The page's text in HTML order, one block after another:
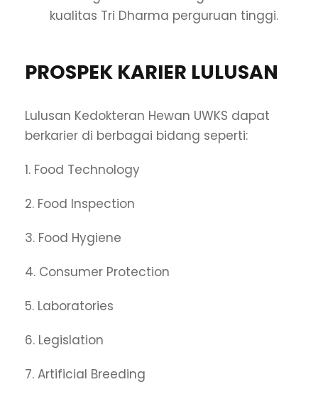
kualitas Tri Dharma perguruan tinggi.
PROSPEK KARIER LULUSAN
Lulusan Kedokteran Hewan UWKS dapat
berkarier di berbagai bidang seperti:
1. Food Technology
2. Food Inspection
3. Food Hygiene
4. Consumer Protection
5. Laboratories
6. Legislation
7. Artificial Breeding